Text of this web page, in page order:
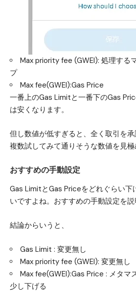
Max priority fee (GWEI): 処理する
プ
Max fee(GWEI):Gas Price
一番上のGas Limitと一番下のGas
は安くなります。
但し数値が低すぎると、全く取引を承
複数試してみて通りそうな数値を見極
おすすめの手動設定
Gas LimitとGas Priceをどれぐらい下
いですよね。おすすめの手動設定を説
結論からいうと、
Gas Limit : 変更無し
Max priority fee (GWEI): 変更無し
Max fee(GWEI):Gas Price : メタマ
少し下げる